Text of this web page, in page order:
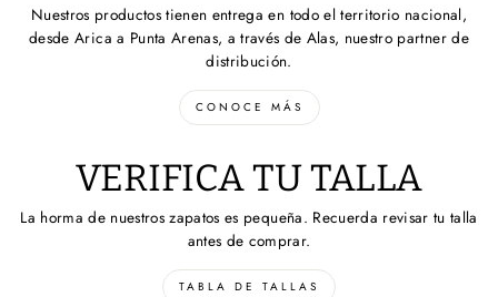
Nuestros productos tienen entrega en todo el territorio nacional,
desde Arica a Punta Arenas, a través de Alas, nuestro partner de
distribución.
CONOCE MÁS
VERIFICA TU TALLA
La horma de nuestros zapatos es pequeña. Recuerda revisar tu talla
antes de comprar.
TABLA DE TALLAS